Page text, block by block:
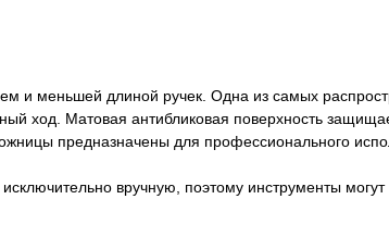
и меньшей длиной ручек. Одна из самых
ход. Матовая антибликовая поверхность
предназначены для профессионального
вручную, поэтому инструменты могут